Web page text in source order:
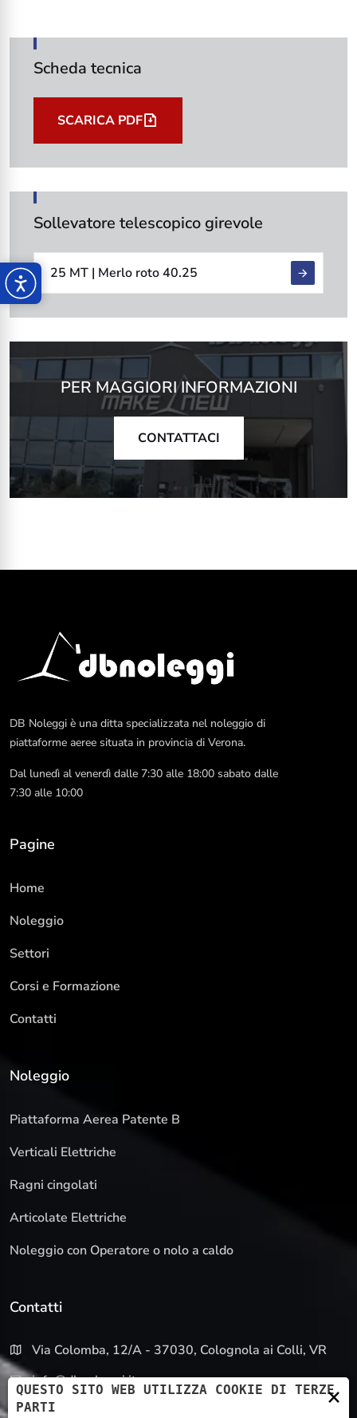
Scheda tecnica
SCARICA PDF
Sollevatore telescopico girevole
25 MT | Merlo roto 40.25
PER MAGGIORI INFORMAZIONI
CONTATTACI
DB Noleggi è una ditta specializzata nel noleggio di
piattaforme aeree situata in provincia di Verona.
Dal lunedì al venerdì dalle 7:30 alle 18:00 sabato dalle
7:30 alle 10:00
Pagine
Home
Noleggio
Settori
Corsi e Formazione
Contatti
Noleggio
Piattaforma Aerea Patente B
Verticali Elettriche
Ragni cingolati
Articolate Elettriche
Noleggio con Operatore o nolo a caldo
Contatti
Via Colomba, 12/A - 37030, Colognola ai Colli, VR
info@dbnoleggi.it
045 4501077
×
QUESTO SITO WEB UTILIZZA COOKIE DI TERZE
PARTI